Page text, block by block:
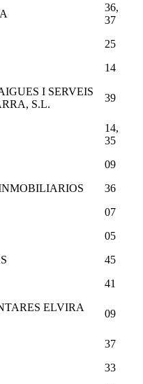
36,
37
25
14
I SERVEIS
S.L.
39
14,
35
09
36
07
05
45
41
ELVIRA
09
37
33